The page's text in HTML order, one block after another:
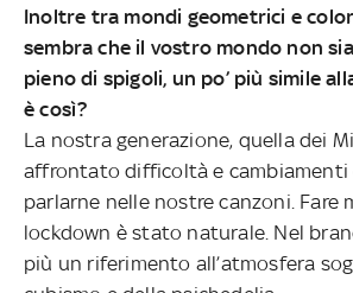
Inoltre tra mondi geometrici e
sembra che il vostro mondo non
pieno di spigoli, un po’ più simile
è così?
La nostra generazione, quella dei
affrontato difficoltà e cambiamenti
parlarne nelle nostre canzoni. Fare
lockdown è stato naturale. Nel
più un riferimento all’atmosfera